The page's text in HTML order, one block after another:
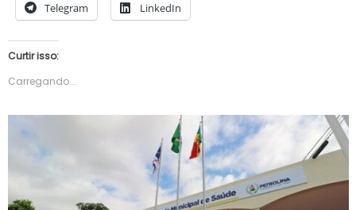
Telegram LinkedIn
Curtir isso:
Carregando...